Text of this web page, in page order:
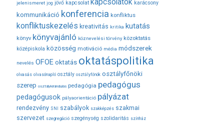
jelenismeret jog jövő kapcsolat kapcsolatok karácsony
kommunikáció konferencia konfliktus
konfliktuskezelés kreativitás kritika kutatás
könyv könyvajánló köznevelési törvény közoktatás
középiskola közösség motiváció média módszerek
nevelés OFOE oktatás oktatáspolitika
olvasás olvasónapló osztály osztályfőnök osztályfőnöki
szerep osztálykirándulás pedagógia pedagógus
pedagógusok pályaorientáció pályázat
rendezvény SNI szabályok szakképzés szakmai
szervezet szegregáció szegénység szolidaritás színház